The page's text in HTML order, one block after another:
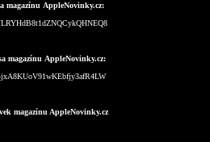
magazínu AppleNovinky.cz:
magazínu AppleNovinky.cz:
magazínu AppleNovinky.cz